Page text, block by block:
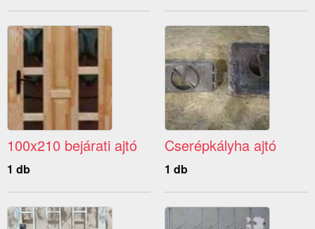
100x210 bejárati ajtó
1 db
Cserépkályha ajtó
1 db